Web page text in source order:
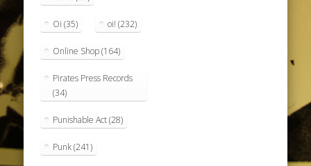
Oi (35) oi! (232)
Online Shop(164)
Pirates Press Records
(34)
Punishable Act(28)
Punk(241)